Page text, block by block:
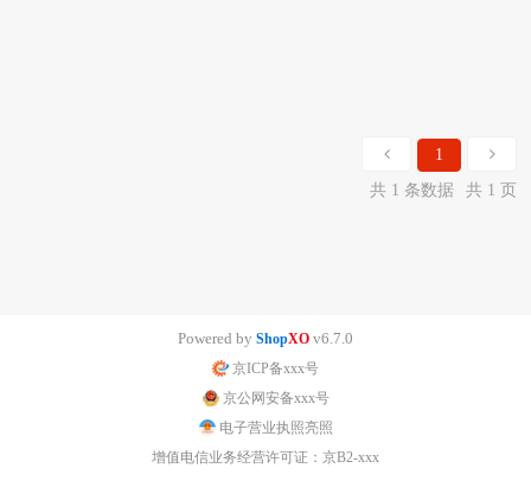
1
共 1 条数据
共 1 页
Powered by ShopXO v6.7.0
京ICP备xxx号
京公网安备xxx号
电子营业执照亮照
增值电信业务经营许可证：京B2-xxx